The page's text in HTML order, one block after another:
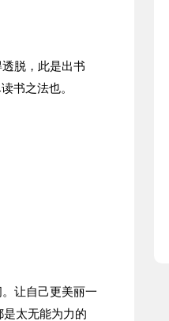
脱，此是出书
书之法也。
让自己更美丽一
太无能为力的